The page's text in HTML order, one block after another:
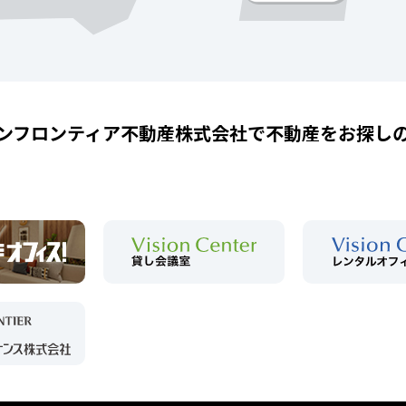
フロンティア不動産株式会社で不動産をお探し